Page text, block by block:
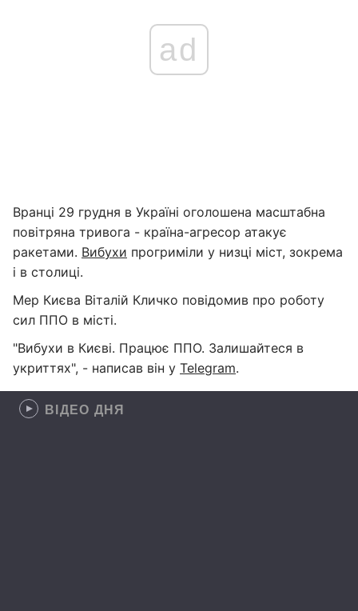
ad
Вранці 29 грудня в Україні оголошена масштабна
повітряна тривога - країна-агресор атакує
ракетами. Вибухи прогриміли у низці міст, зокрема
і в столиці.
Мер Києва Віталій Кличко повідомив про роботу
сил ППО в місті.
"Вибухи в Києві. Працює ППО. Залишайтеся в
укриттях", - написав він у Telegram.
ВІДЕО ДНЯ